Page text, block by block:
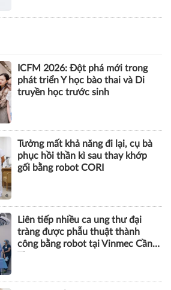
ICFM 2026: Đột phá mới trong
phát triển Y học bào thai và Di
truyền học trước sinh
Tưởng mất khả năng đi lại, cụ bà
phục hồi thần kì sau thay khớp
gối bằng robot CORI
Liên tiếp nhiều ca ung thư đại
tràng được phẫu thuật thành
công bằng robot tại Vinmec Cần